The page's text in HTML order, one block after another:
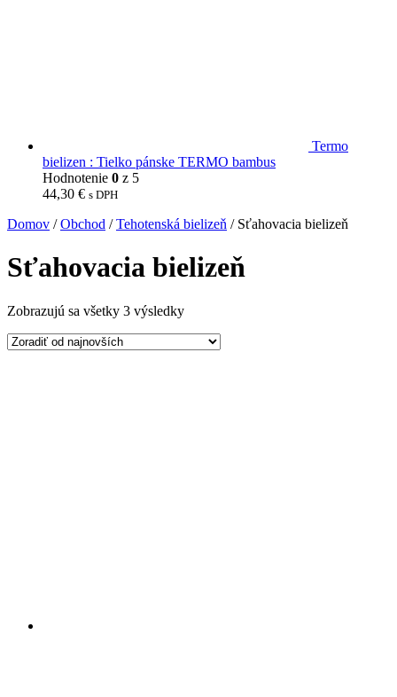
Termo
bielizen : Tielko pánske TERMO bambus
Hodnotenie 0 z 5
44,30 € s DPH
Domov /Obchod /Tehotenská bielizeň / Sťahovacia bielizeň
Sťahovacia bielizeň
Zobrazujú sa všetky 3 výsledky